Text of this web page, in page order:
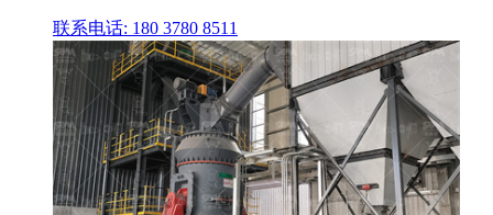
联系电话: 180 3780 8511